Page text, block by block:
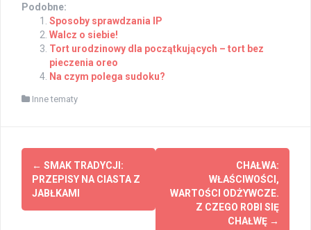
Podobne:
Sposoby sprawdzania IP
Walcz o siebie!
Tort urodzinowy dla początkujących – tort bez
pieczenia oreo
Na czym polega sudoku?
Inne tematy
Post
navigation
← SMAK TRADYCJI:
PRZEPISY NA CIASTA Z
JABŁKAMI
CHAŁWA:
WŁAŚCIWOŚCI,
WARTOŚCI ODŻYWCZE.
Z CZEGO ROBI SIĘ
CHAŁWĘ →